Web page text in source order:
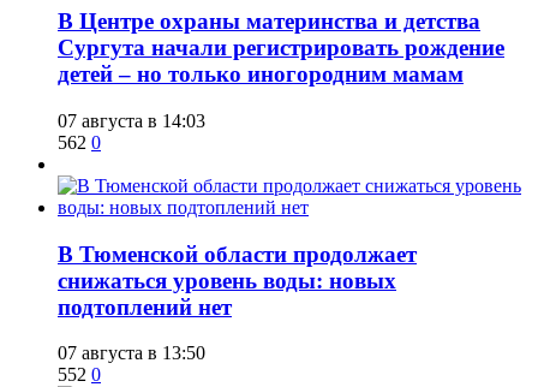
​В Центре охраны материнства и детства
Сургута начали регистрировать рождение
детей – но только иногородним мамам
07 августа в 14:03
562 0
​В Тюменской области продолжает
снижаться уровень воды: новых
подтоплений нет
07 августа в 13:50
552 0